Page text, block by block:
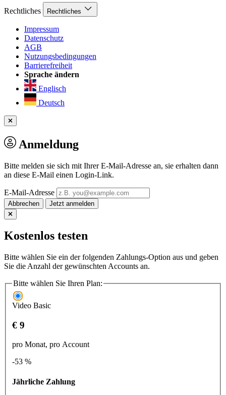
Rechtliches Rechtliches
Impressum
Datenschutz
AGB
Nutzungsbedingungen
Barrierefreiheit
Sprache ändern
Englisch
Deutsch
Anmeldung
Bitte melden sie sich mit Ihrer E-Mail-Adresse an, sie erhalten dann
an diese E-Mail einen Login-Link.
E-Mail-Adresse
Abbrechen
Kostenlos testen
Bitte wählen Sie ein der folgenden Zahlungs-Option aus und geben
Sie die Anzahl der gewünschten Accounts an.
Bitte wählen Sie Ihren Plan:
Video Basic
€ 9
pro Monat, pro Account
-53 %
Jährliche Zahlung